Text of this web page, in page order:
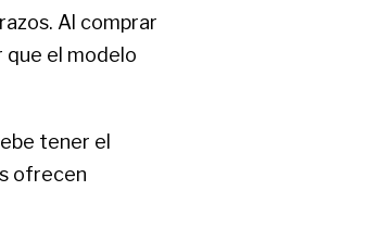
Al comprar
que el modelo
tener el
ofrecen